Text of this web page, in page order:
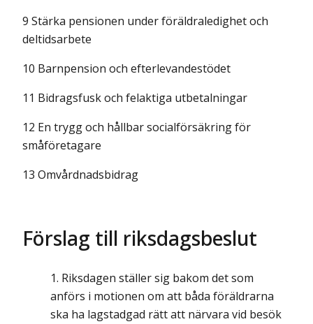
9 Stärka pensionen under föräldraledighet och
deltidsarbete
10 Barnpension och efterlevandestödet
11 Bidragsfusk och felaktiga utbetalningar
12 En trygg och hållbar socialförsäkring för
småföretagare
13 Omvårdnadsbidrag
Förslag till riksdagsbeslut
Riksdagen ställer sig bakom det som
anförs i motionen om att båda föräldrarna
ska ha lagstadgad rätt att närvara vid besök